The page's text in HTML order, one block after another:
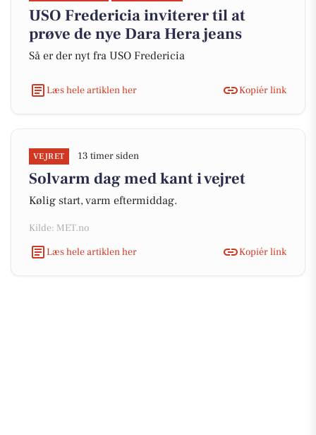
USO Fredericia inviterer til at
prøve de nye Dara Hera jeans
Så er der nyt fra USO Fredericia
Læs hele artiklen her Kopiér link
VEJRET 13 timer siden
Solvarm dag med kant i vejret
Kølig start, varm eftermiddag.
Kilde: MET.no
Læs hele artiklen her
Kopiér link